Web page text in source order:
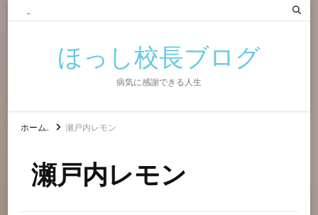
ほっし校長ブログ
病気に感謝できる人生
ホーム 瀬戸内レモン
瀬戸内レモン